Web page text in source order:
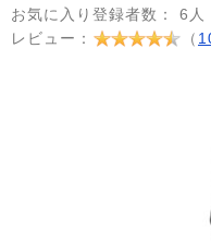
お気に入り登録者数：
6人
レビュー：
（